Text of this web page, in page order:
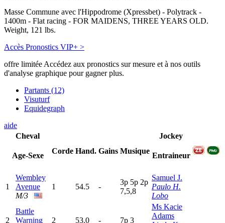
Masse Commune avec l'Hippodrome (Xpressbet) - Polytrack -
1400m - Flat racing - FOR MAIDENS, THREE YEARS OLD.
Weight, 121 lbs.
Accès Pronostics VIP+ >
offre limitée Accédez aux pronostics sur mesure et à nos outils
d'analyse graphique pour gagner plus.
Partants (12)
Visuturf
Equidegraph
aide
Cheval
Age-Sexe
Corde Hand. Gains Musique
Jockey
Entraineur
1
Wembley
Avenue
M/3
1 54.5 -
3p 5p 2p
7,5,8
Samuel J.
Paulo H.
Lobo
2
Battle
Warning
2 53.0 - 7p 3
Ms Kacie
Adams